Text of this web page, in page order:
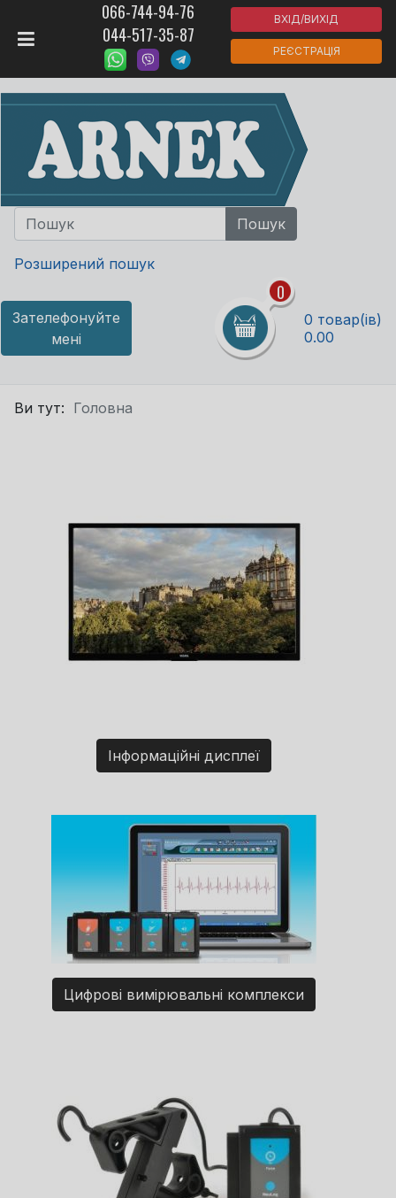
066-744-94-76
044-517-35-87
ВХІД/ВИХІД
РЕЄСТРАЦІЯ
Розширений пошук
Зателефонуйте
мені
0
0 товар(ів)
0.00
Ви тут: Головна
Інформаційні дисплеї
Цифрові вимірювальні комплекси